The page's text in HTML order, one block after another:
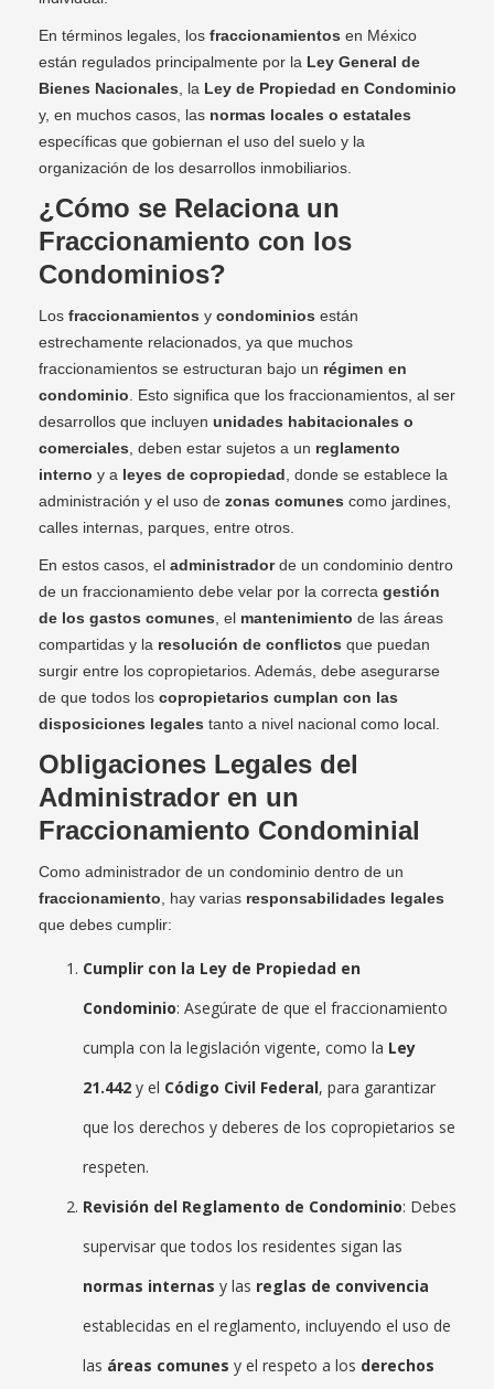
En términos legales, los fraccionamientos en México
están regulados principalmente por la Ley General de
Bienes Nacionales , la Ley de Propiedad en Condominio
y, en muchos casos, las normas locales o estatales
específicas que gobiernan el uso del suelo y la
organización de los desarrollos inmobiliarios.
¿Cómo se Relaciona un
Fraccionamiento con los
Condominios?
Los fraccionamientos y condominios están
estrechamente relacionados, ya que muchos
fraccionamientos se estructuran bajo un régimen en
condominio . Esto significa que los fraccionamientos, al ser
desarrollos que incluyen unidades habitacionales o
comerciales , deben estar sujetos a un reglamento
interno y a leyes de copropiedad , donde se establece la
administración y el uso de zonas comunes como jardines,
calles internas, parques, entre otros.
En estos casos, el administradorde un condominio dentro
de un fraccionamiento debe velar por la correcta gestión
de los gastos comunes , el mantenimiento de las áreas
compartidas y la resolución de conflictos que puedan
surgir entre los copropietarios. Además, debe asegurarse
de que todos los copropietarios cumplan con las
disposiciones legales tanto a nivel nacional como local.
Obligaciones Legales del
Administrador en un
Fraccionamiento Condominial
Como administrador de un condominio dentro de un
fraccionamiento , hay varias responsabilidades legales
que debes cumplir:
Cumplir con la Ley de Propiedad en
Condominio: Asegúrate de que el fraccionamiento
cumpla con la legislación vigente, como la Ley
21.442y el Código Civil Federal, para garantizar
que los derechos y deberes de los copropietarios se
respeten.
Revisión del Reglamento de Condominio: Debes
supervisar que todos los residentes sigan las
normas internas y las reglas de convivencia
establecidas en el reglamento, incluyendo el uso de
las áreas comunes y el respeto a los derechos